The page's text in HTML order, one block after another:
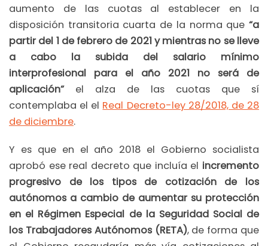
aumento de las cuotas al establecer en la
disposición transitoria cuarta de la norma que “a
partir del 1 de febrero de 2021 y mientras no se lleve
a cabo la subida del salario mínimo
interprofesional para el año 2021 no será de
aplicación”el alza de las cuotas que sí
contemplaba el el Real Decreto-ley 28/2018, de 28
de diciembre.
Y es que en el año 2018 el Gobierno socialista
aprobó ese real decreto que incluía el incremento
progresivo de los tipos de cotización de los
autónomos a cambio de aumentar su protección
en el Régimen Especial de la Seguridad Social de
los Trabajadores Autónomos (RETA), de forma que